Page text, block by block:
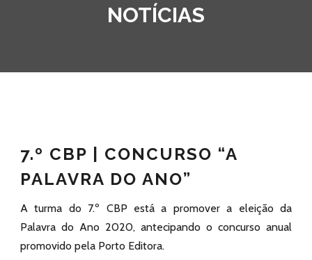
NOTÍCIAS
7.º CBP | CONCURSO “A
PALAVRA DO ANO”
A turma do 7.º CBP está a promover a eleição da
Palavra do Ano 2020, antecipando o concurso anual
promovido pela Porto Editora.